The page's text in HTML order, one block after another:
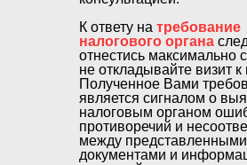
К ответу на требование
налогового органа
отнестись максимально
не откладывайте визит к
Полученное Вами
является сигналом о
налоговым органом
противоречий и
между
документами и